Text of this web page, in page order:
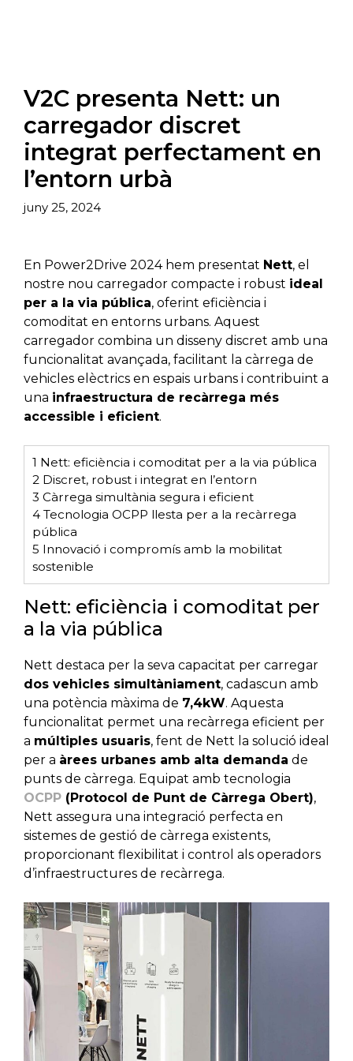
V2C presenta Nett: un
carregador discret
integrat perfectament en
l’entorn urbà
juny 25, 2024
En Power2Drive 2024 hem presentat Nett, el
nostre nou carregador compacte i robust ideal
per a la via pública, oferint eficiència i
comoditat en entorns urbans. Aquest
carregador combina un disseny discret amb una
funcionalitat avançada, facilitant la càrrega de
vehicles elèctrics en espais urbans i contribuint a
una infraestructura de recàrrega més
accessible i eficient.
1 Nett: eficiència i comoditat per a la via pública
2 Discret, robust i integrat en l’entorn
3 Càrrega simultània segura i eficient
4 Tecnologia OCPP llesta per a la recàrrega
pública
5 Innovació i compromís amb la mobilitat
sostenible
Nett: eficiència i comoditat per
a la via pública
Nett destaca per la seva capacitat per carregar
dos vehicles simultàniament, cadascun amb
una potència màxima de 7,4kW. Aquesta
funcionalitat permet una recàrrega eficient per
a múltiples usuaris, fent de Nett la solució ideal
per a àrees urbanes amb alta demanda de
punts de càrrega. Equipat amb tecnologia
OCPP (Protocol de Punt de Càrrega Obert),
Nett assegura una integració perfecta en
sistemes de gestió de càrrega existents,
proporcionant flexibilitat i control als operadors
d’infraestructures de recàrrega.